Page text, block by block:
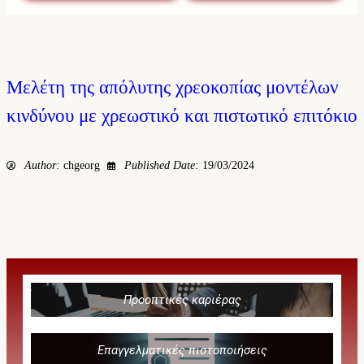
Μελέτη της απόλυτης χρεοκοπίας μοντέλων
κινδύνου με χρεωστικό και πιστωτικό επιτόκιο
Author: chgeorg Published Date: 19/03/2024
Προοπτικές καριέρας
Επαγγελματικές πιστοποιήσεις